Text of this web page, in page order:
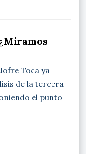
Toca ya
de la tercera
el punto